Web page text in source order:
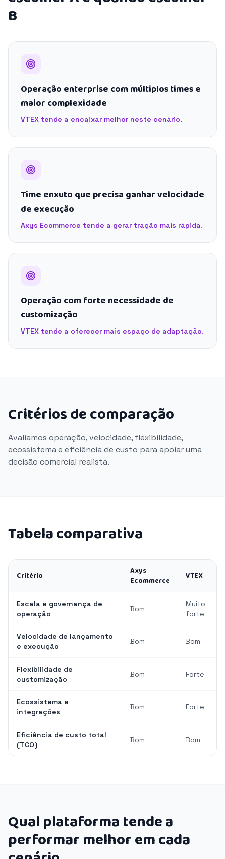
B
Operação enterprise com múltiplos times e
maior complexidade
VTEX tende a encaixar melhor neste cenário.
Time enxuto que precisa ganhar velocidade
de execução
Axys Ecommerce tende a gerar tração mais rápida.
Operação com forte necessidade de
customização
VTEX tende a oferecer mais espaço de adaptação.
Critérios de comparação
Avaliamos operação, velocidade, flexibilidade,
ecossistema e eficiência de custo para apoiar uma
decisão comercial realista.
Tabela comparativa
Critério
Axys
Ecommerce
VTEX
Escala e governança de
operação
Bom
Muito
forte
Velocidade de lançamento
e execução
Bom Bom
Flexibilidade de
customização
Bom Forte
Ecossistema e
integrações
Bom Forte
Eficiência de custo total
(TCO)
Bom Bom
Qual plataforma tende a
performar melhor em cada